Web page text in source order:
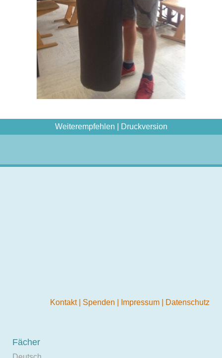
Weiterempfehlen Druckversion
Kontakt Spenden Impressum Datenschutz
Fächer